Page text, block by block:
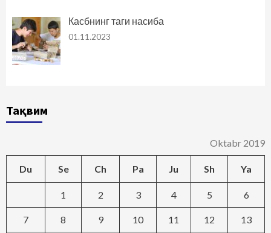
Касбнинг таги насиба
01.11.2023
Тақвим
Oktabr 2019
Du Se Ch Pa Ju Sh Ya
1 2 3 4 5 6
7 8 9 10 11 12 13